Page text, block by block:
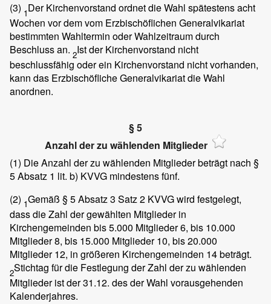
(3) 1Der Kirchenvorstand ordnet die Wahl spätestens acht
Wochen vor dem vom Erzbischöflichen Generalvikariat
bestimmten Wahltermin oder Wahlzeitraum durch
Beschluss an. 2Ist der Kirchenvorstand nicht
beschlussfähig oder ein Kirchenvorstand nicht vorhanden,
kann das Erzbischöfliche Generalvikariat die Wahl
anordnen.
§ 5
Anzahl der zu wählenden Mitglieder
(1) Die Anzahl der zu wählenden Mitglieder beträgt nach §
5 Absatz 1 lit. b) KVVG mindestens fünf.
(2) 1Gemäß § 5 Absatz 3 Satz 2 KVVG wird festgelegt,
dass die Zahl der gewählten Mitglieder in
Kirchengemeinden bis 5.000 Mitglieder 6, bis 10.000
Mitglieder 8, bis 15.000 Mitglieder 10, bis 20.000
Mitglieder 12, in größeren Kirchengemeinden 14 beträgt.
2Stichtag für die Festlegung der Zahl der zu wählenden
Mitglieder ist der 31.12. des der Wahl vorausgehenden
Kalenderjahres.